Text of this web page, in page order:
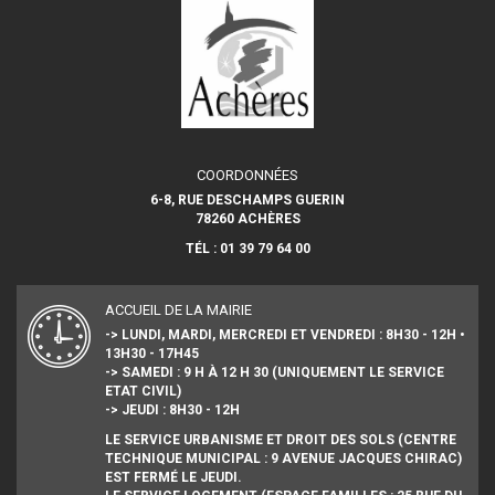
COORDONNÉES
6-8, RUE DESCHAMPS GUERIN
78260 ACHÈRES
TÉL : 01 39 79 64 00
ACCUEIL DE LA MAIRIE
-> LUNDI, MARDI, MERCREDI ET VENDREDI : 8H30 - 12H •
13H30 - 17H45
-> SAMEDI : 9 H À 12 H 30 (UNIQUEMENT LE SERVICE
ETAT CIVIL)
-> JEUDI : 8H30 - 12H
LE SERVICE URBANISME ET DROIT DES SOLS (CENTRE
TECHNIQUE MUNICIPAL : 9 AVENUE JACQUES CHIRAC)
EST FERMÉ LE JEUDI.